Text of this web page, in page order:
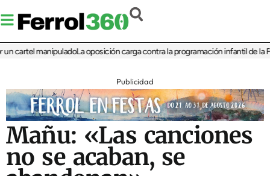
manipuladoLa oposición carga contra la programación infantil de la Feria
Publicidad
Mañu: «Las canciones
no se acaban, se